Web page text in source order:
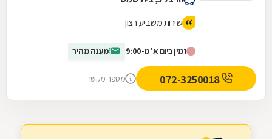
שירות משביע רצון
זמין ביום א' מ-9:00 מענה מהיר
072-3250018 מספר מקשר